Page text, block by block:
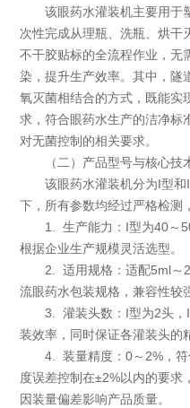
该眼药水灌装机主要用于
次性完成从理瓶、洗瓶、烘干
不干胶贴标的全流程作业，无
染，提升生产效率。其中，隧
氧灭菌相结合的方式，既能实
求，符合眼药水生产的洁净标
对无菌控制的相关要求。
（二）产品型号与核心技
该眼药水灌装机分为I型和II
下，所有参数均经过严格检测
1. 生产能力：I型为40～50
根据企业生产规模灵活选型。
2. 适用规格：适配5ml～
流眼药水包装规格，兼容性较
3. 灌装头数：I型为2头，II
装效率，同时保证各灌装头的
4. 装量精度：0～2%，符
度误差控制在±2%以内的要求
因装量偏差影响产品质量。